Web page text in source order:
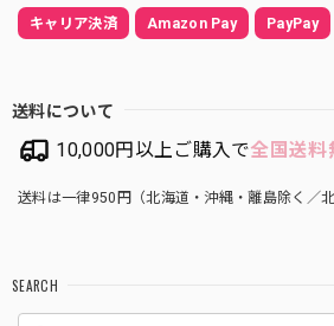
キャリア決済 Amazon Pay PayPay
送料について
10,000円以上ご購入で全国送料
送料は一律950円（北海道・沖縄・離島除く／
SEARCH